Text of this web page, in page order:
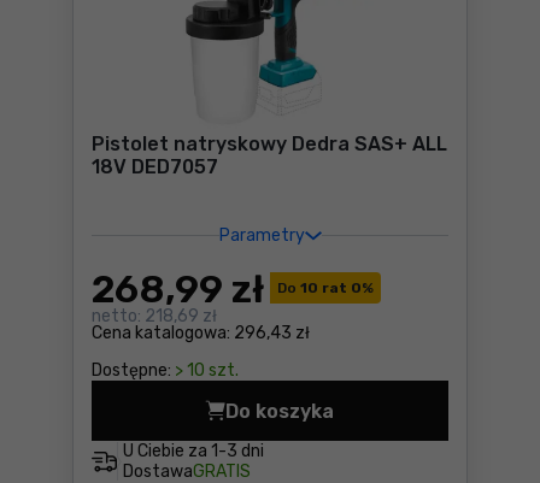
Pistolet natryskowy Dedra SAS+ ALL
18V DED7057
Parametry
Do 10 rat 0%
Cena katalogowa: 296,43 zł
268,99 zł
netto: 218,69 zł
Dostępne: > 10 szt.
U Ciebie za 1-3 dni
DostawaGRATIS
Do koszyka
Pistolet natryskowy Dedra